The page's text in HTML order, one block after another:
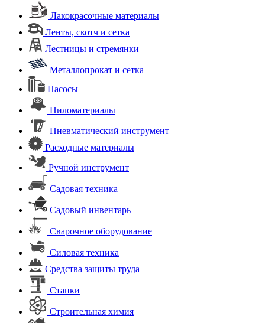
Лакокрасочные материалы
Ленты, скотч и сетка
Лестницы и стремянки
Металлопрокат и сетка
Насосы
Пиломатериалы
Пневматический инструмент
Расходные материалы
Ручной инструмент
Садовая техника
Садовый инвентарь
Сварочное оборудование
Силовая техника
Средства защиты труда
Станки
Строительная химия